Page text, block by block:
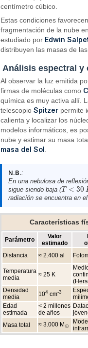
centímetro cúbico.
Estas condiciones
fragmentación de la nube
estudiado por Edwin
distribuyen las masas de
Análisis espectral
Al observar la luz emitida
firmas de moléculas como
química es muy activa allí.
telescopioSpitzer permite
calienta y localizar los
modelos informáticos, es
nube y estimar su masa
masa del Sol
N.B.:
En una nebulosa de
sigue siendo baja (T < 30
T< 30 K
radiación se encuentra en
Características
Parámetro
Valor
estimado
Distancia ≈ 2.400 al
Temperatura
media
≈ 25 K
Densidad
media
104 cm-3
Edad
estimada
< 2 millones
de años
Masa total ≈ 3.000 M☉